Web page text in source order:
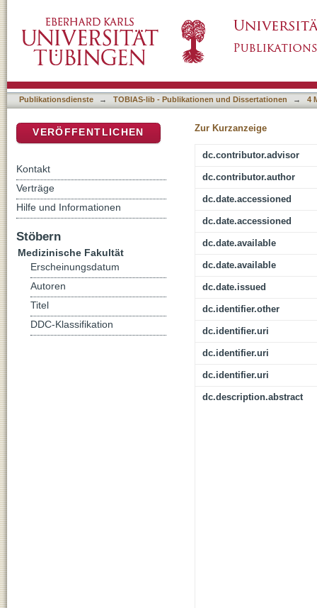
protektiven Wirkung in murinen
Publikationsdienste → TOBIAS-lib - Publikationen und Dissertationen → 4
Zur Kurzanzeige
dc.contributor.advisor
dc.contributor.author
dc.date.accessioned
dc.date.accessioned
dc.date.available
dc.date.available
dc.date.issued
dc.identifier.other
dc.identifier.uri
dc.identifier.uri
dc.identifier.uri
dc.description.abstract
VERÖFFENTLICHEN
Kontakt
Verträge
Hilfe und Informationen
Stöbern
Medizinische Fakultät
Erscheinungsdatum
Autoren
Titel
DDC-Klassifikation